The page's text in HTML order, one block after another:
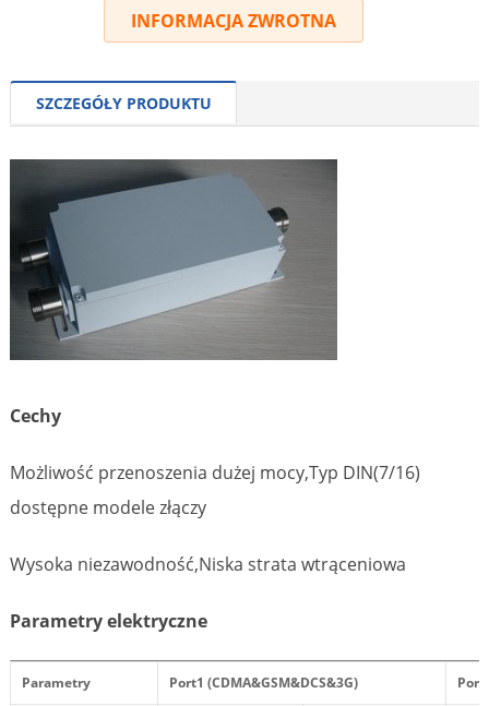
INFORMACJA ZWROTNA
SZCZEGÓŁY PRODUKTU
Cechy
Możliwość przenoszenia dużej mocy,Typ DIN(7/16)
dostępne modele złączy
Wysoka niezawodność,Niska strata wtrąceniowa
Parametry elektryczne
Parametry Port1 (CDMA&GSM&DCS&3G)